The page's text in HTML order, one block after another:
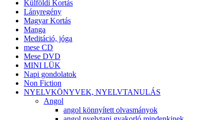
Külföldi Kortás
Lányregény
Magyar Kortás
Manga
Meditáció, jóga
mese CD
Mese DVD
MINI LÜK
Napi gondolatok
Non Fiction
NYELVKÖNYVEK, NYELVTANULÁS
Angol
angol könnyített olvasmányok